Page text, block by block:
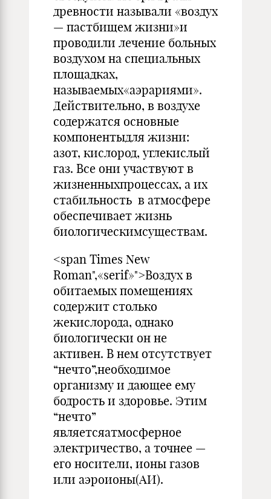
древности называли «воздух
— пастбищем жизни»и
проводили лечение больных
воздухом на специальных
площадках,
называемых«аэрариями».
Действительно, в воздухе
содержатся основные
компонентыдля жизни:
азот, кислород, углекислый
газ. Все они участвуют в
жизненныхпроцессах, а их
стабильность в атмосфере
обеспечивает жизнь
биологическимсуществам.
<span Times New
Roman",«serif»">Воздух в
обитаемых помещениях
содержит столько
жекислорода, однако
биологически он не
активен. В нем отсутствует
“нечто”,необходимое
организму и дающее ему
бодрость и здоровье. Этим
“нечто”
являетсяатмосферное
электричество, а точнее —
его носители, ионы газов
или аэроионы(АИ).